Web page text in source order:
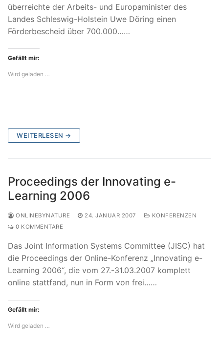
überreichte der Arbeits- und Europaminister des
Landes Schleswig-Holstein Uwe Döring einen
Förderbescheid über 700.000……
Gefällt mir:
Wird geladen …
WEITERLESEN →
Proceedings der Innovating e-
Learning 2006
ONLINEBYNATURE 24. JANUAR 2007
KONFERENZEN
0 KOMMENTARE
Das Joint Information Systems Committee (JISC) hat
die Proceedings der Online-Konferenz „Innovating e-
Learning 2006“, die vom 27.-31.03.2007 komplett
online stattfand, nun in Form von frei……
Gefällt mir:
Wird geladen …